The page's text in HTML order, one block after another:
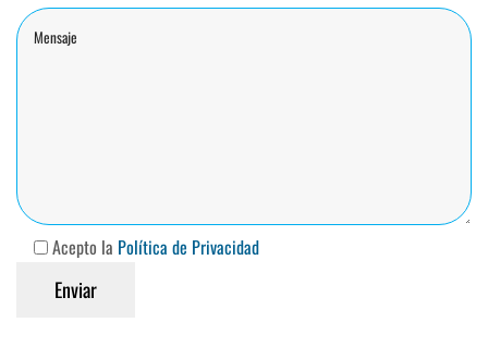
Acepto la Política de Privacidad